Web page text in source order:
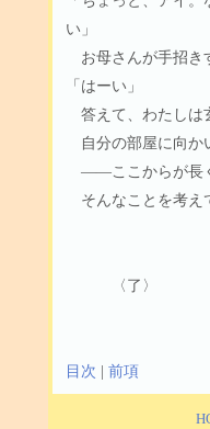
い」
お母さんが手招き
「はーい」
答えて、わたしは
自分の部屋に向か
――ここからが長
そんなことを考え
〈了〉
目次 | 前項